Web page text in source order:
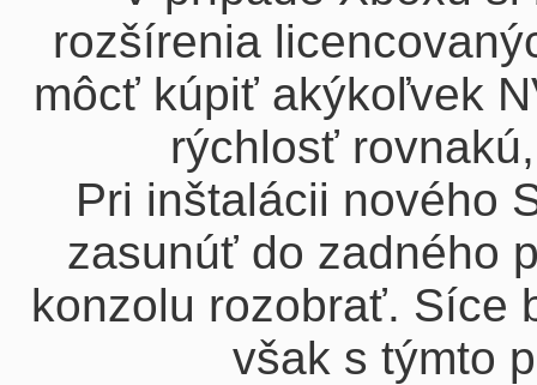
rozšírenia
môcť kúpiť akýkoľvek
rýchlosť
Pri inštalácii nového
zasunúť do zadného
konzolu rozobrať. Síce
však s týmto